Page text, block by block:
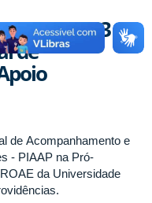
nº 54 2023 -
de
de Acompanhamento e
- PIAAP na Pró-
da Universidade